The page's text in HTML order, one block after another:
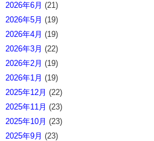
2026年6月 (21)
2026年5月 (19)
2026年4月 (19)
2026年3月 (22)
2026年2月 (19)
2026年1月 (19)
2025年12月 (22)
2025年11月 (23)
2025年10月 (23)
2025年9月 (23)